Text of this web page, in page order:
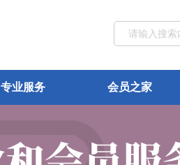
专业服务 会员之家